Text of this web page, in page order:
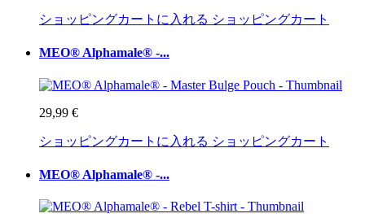
ショッピングカートに入れる ショッピングカート
MEO® Alphamale® -...
29,99 €
ショッピングカートに入れる ショッピングカート
MEO® Alphamale® -...